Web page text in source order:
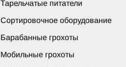
Тарельчатые питатели
Сортировочное оборудование
Барабанные грохоты
Мобильные грохоты